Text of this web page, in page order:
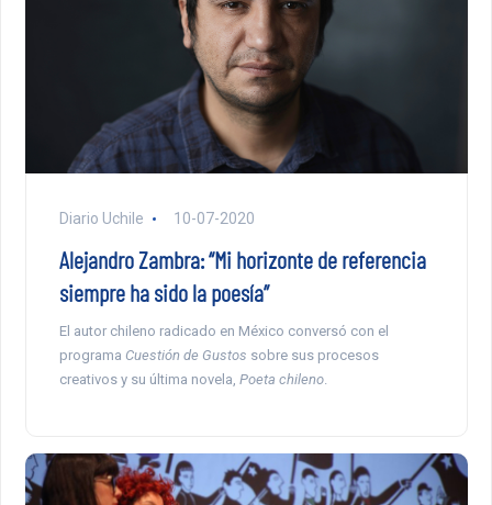
Diario Uchile 10-07-2020
Alejandro Zambra: “Mi horizonte de referencia
siempre ha sido la poesía”
El autor chileno radicado en México conversó con el
programa Cuestión de Gustos sobre sus procesos
creativos y su última novela, Poeta chileno.